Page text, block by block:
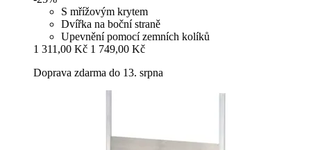
S mřížovým krytem
Dvířka na boční straně
Upevnění pomocí zemních kolíků
1 311,00 Kč 1 749,00 Kč
Doprava zdarma do 13. srpna